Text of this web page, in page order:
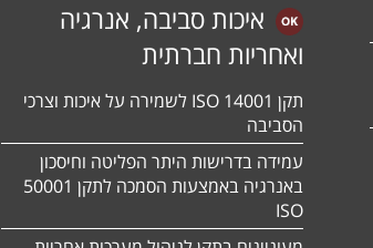
איכות סביבה, אנרגיה
ואחריות חברתית
תקן ISO 14001 לשמירה על איכות וצרכי
הסביבה
עמידה בדרישות היתר הפליטה וחיסכון
באנרגיה באמצעות הסמכה לתקן 50001
ISO